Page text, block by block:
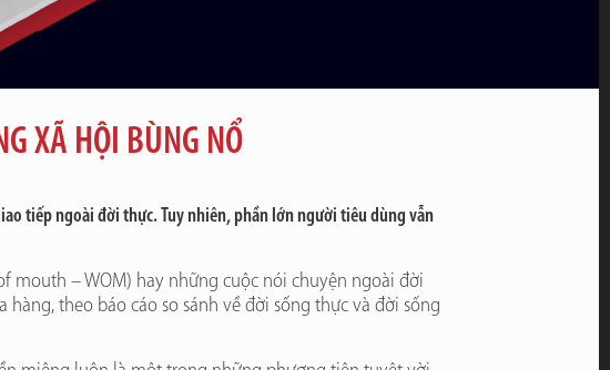
XÃ HỘI BÙNG NỔ
tiếp ngoài đời thực. Tuy nhiên, phần lớn người tiêu dùng vẫn
mouth – WOM) hay những cuộc nói chuyện ngoài đời
theo báo cáo so sánh về đời sống thực và đời sống